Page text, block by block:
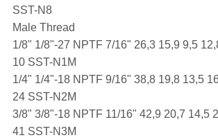
SST-N8
Male Thread
1/8" 1/8"-27 NPTF 7/16" 26,3 15,9 9,5
10 SST-N1M
1/4" 1/4"-18 NPTF 9/16" 38,8 19,8 13,5
24 SST-N2M
3/8" 3/8"-18 NPTF 11/16" 42,9 20,7 14,5
41 SST-N3M